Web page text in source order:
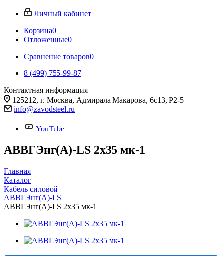
Личный кабинет
Корзина0
Отложенные0
Сравнение товаров0
8 (499) 755-99-87
Контактная информация
125212, г. Москва, Адмирала Макарова, 6с13, Р2-5
info@zavodsteel.ru
YouTube
АВВГЭнг(A)-LS 2х35 мк-1
Главная
Каталог
Кабель силовой
АВВГЭнг(A)-LS
АВВГЭнг(A)-LS 2х35 мк-1